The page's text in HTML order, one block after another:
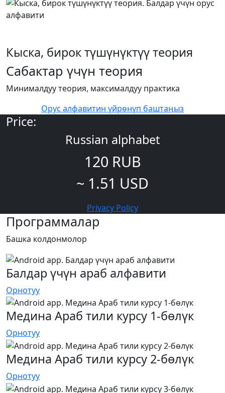
Кыска, бирок түшүнүктүү теория
Сабактар үчүн теория
Минималдуу теория, максималдуу практика
Орус алфавитин үйрөнүп баштаңыз
Price:
Russian alphabet
120 RUB
~ 1.51 USD
Privacy Policy
Программалар
Башка колдонмолор
Балдар үчүн араб алфавити
Орнотуу
Медина Араб тили курсу 1-бөлүк
Орнотуу
Медина Араб тили курсу 2-бөлүк
Орнотуу